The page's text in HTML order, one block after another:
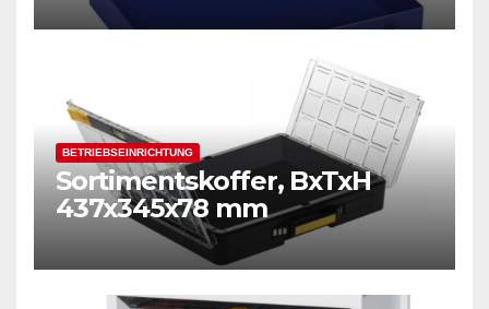
BETRIEBSEINRICHTUNG
Sortimentskoffer, BxTxH
437x345x78 mm